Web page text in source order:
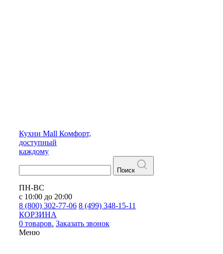
Кухни Mall Комфорт,
доступный
каждому
Поиск
ПН-ВС
с 10:00 до 20:00
8 (800) 302-77-06 8 (499) 348-15-11
КОРЗИНА
0 товаров. Заказать звонок
Меню